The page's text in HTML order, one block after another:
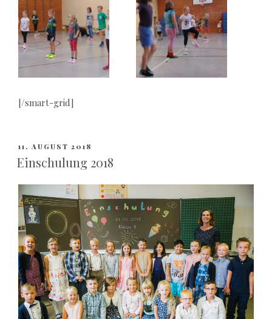
[/smart-grid]
VERÖFFENTLICHT
AM
11. AUGUST 2018
Einschulung 2018